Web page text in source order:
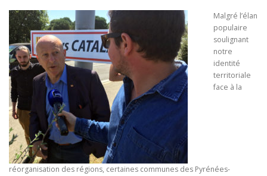
Malgré l’élan
populaire
soulignant
notre
identité
territoriale
face à la
réorganisation des régions, certaines communes des Pyrénées-